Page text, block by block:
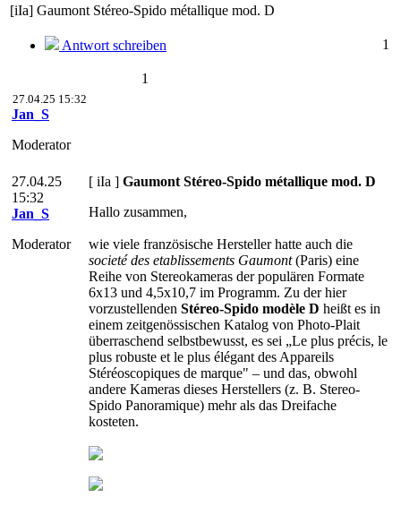
[iIa] Gaumont Stéreo-Spido métallique mod. D
Antwort schreiben 1
1
27.04.25 15:32
Jan_S
Moderator
27.04.25
15:32
Jan_S
Moderator
[ iIa ] Gaumont Stéreo-Spido métallique mod. D
Hallo zusammen,
wie viele französische Hersteller hatte auch die
societé des etablissements Gaumont(Paris) eine
Reihe von Stereokameras der populären Formate
6x13 und 4,5x10,7 im Programm. Zu der hier
vorzustellenden Stéreo-Spido modèle D heißt es in
einem zeitgenössischen Katalog von Photo-Plait
überraschend selbstbewusst, es sei „Le plus précis, le
plus robuste et le plus élégant des Appareils
Stéréoscopiques de marque" – und das, obwohl
andere Kameras dieses Herstellers (z. B. Stereo-
Spido Panoramique) mehr als das Dreifache
kosteten.